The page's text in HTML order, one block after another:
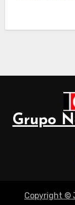
Grupo
Copyright ©